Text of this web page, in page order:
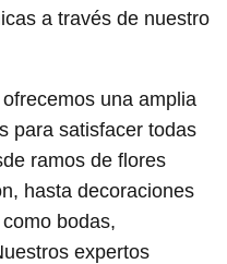
a través de nuestro
ofrecemos una amplia
para satisfacer todas
ramos de flores
hasta decoraciones
bodas,
expertos